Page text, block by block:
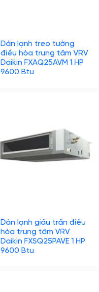
Dàn lạnh treo tường
điều hòa trung tâm VRV
Daikin FXAQ25AVM 1 HP
9600 Btu
Dàn lạnh giấu trần điều
hòa trung tâm VRV
Daikin FXSQ25PAVE 1 HP
9600 Btu